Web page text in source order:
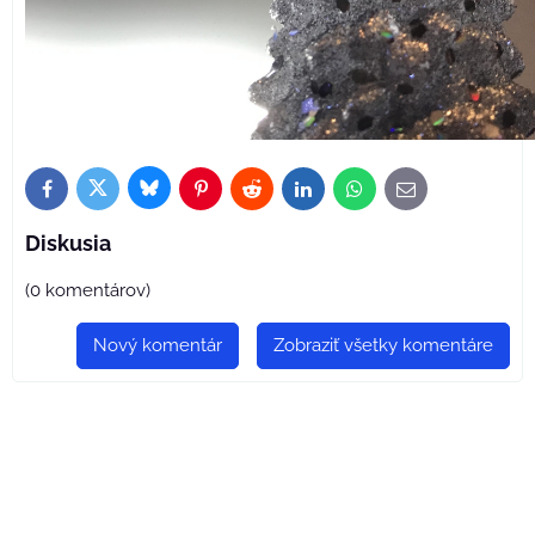
FacebookTwitterBlueskyPinterestReddit LinkedInWhatsApp
E-
mail
Diskusia
(0 komentárov)
Zobraziť všetky komentáre
Nový komentár